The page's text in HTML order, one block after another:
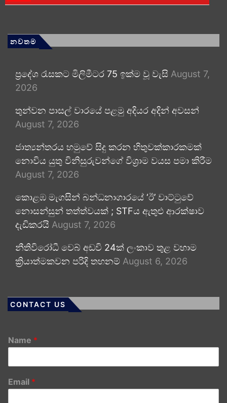
නවතම
ප්‍රදේශ රැසකට මිලිමීටර 75 ඉක්ම වූ වැසි August 7,
2026
තුන්වන පාසල් වාරයේ පළමු අදියර අදින් අවසන්
August 7, 2026
ජාත්‍යන්තරය හමුවේ සිදු කරන හිතුවක්කාරකමක්
නොවිය යුතු විනිසුරුවන්ගේ විශ්‍රාම වයස පමා කිරීම
August 7, 2026
කොළඹ මැගසින් බන්ධනාගාරයේ ‘ඊ’ වාට්ටුවේ
නොසන්සුන් තත්ත්වයක් ; STFය ඇතුළු ආරක්ෂාව
දැඩිකරයි August 7, 2026
නීතිවිරෝධී වෙබ් අඩවි 24ක් ලංකාව තුළ වහාම
ක්‍රියාත්මකවන පරිදි තහනම් August 6, 2026
CONTACT US
Name *
Email *